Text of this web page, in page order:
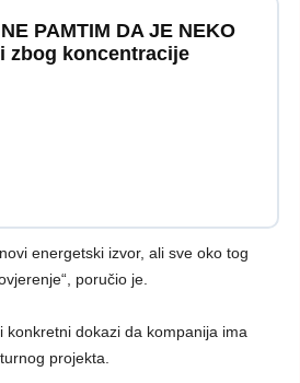
PAMTIM DA JE NEKO
zbog koncentracije
energetski izvor, ali sve oko tog
poručio je.
dokazi da kompanija ima
projekta.